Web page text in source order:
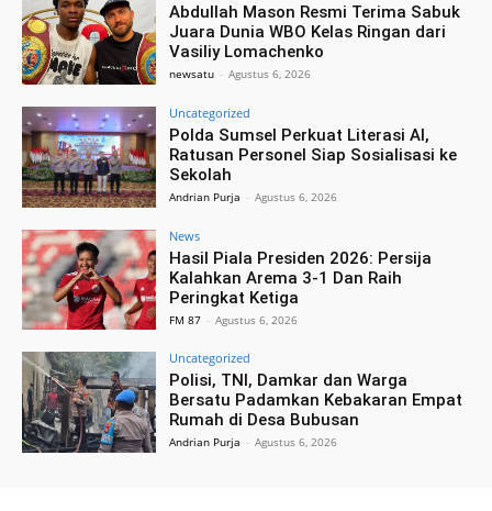
Abdullah Mason Resmi Terima Sabuk
Juara Dunia WBO Kelas Ringan dari
Vasiliy Lomachenko
newsatu - Agustus 6, 2026
Uncategorized
Polda Sumsel Perkuat Literasi AI,
Ratusan Personel Siap Sosialisasi ke
Sekolah
Andrian Purja - Agustus 6, 2026
News
Hasil Piala Presiden 2026: Persija
Kalahkan Arema 3-1 Dan Raih
Peringkat Ketiga
FM 87 - Agustus 6, 2026
Uncategorized
Polisi, TNI, Damkar dan Warga
Bersatu Padamkan Kebakaran Empat
Rumah di Desa Bubusan
Andrian Purja - Agustus 6, 2026